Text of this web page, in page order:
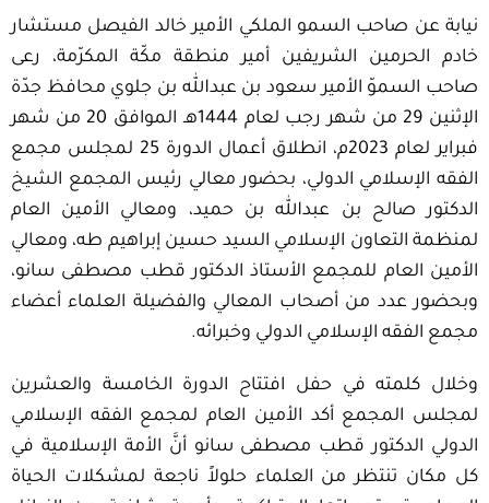
نيابة عن صاحب السمو الملكي الأمير خالد الفيصل مستشار
خادم الحرمين الشريفين أمير منطقة مكّة المكرّمة، رعى
صاحب السموّ الأمير سعود بن عبدالله بن جلوي محافظ جدّة
الإثنين 29 من شهر رجب لعام 1444هـ الموافق 20 من شهر
فبراير لعام 2023م، انطلاق أعمال الدورة 25 لمجلس مجمع
الفقه الإسلامي الدولي، بحضور معالي رئيس المجمع الشيخ
الدكتور صالح بن عبدالله بن حميد، ومعالي الأمين العام
لمنظمة التعاون الإسلامي السيد حسين إبراهيم طه، ومعالي
الأمين العام للمجمع الأستاذ الدكتور قطب مصطفى سانو،
وبحضور عدد من أصحاب المعالي والفضيلة العلماء أعضاء
مجمع الفقه الإسلامي الدولي وخبرائه.
وخلال كلمته في حفل افتتاح الدورة الخامسة والعشرين
لمجلس المجمع أكد الأمين العام لمجمع الفقه الإسلامي
الدولي الدكتور قطب مصطفى سانو أنَّ الأمة الإسلامية في
كل مكان تنتظر من العلماء حلولاً ناجعة لمشكلات الحياة